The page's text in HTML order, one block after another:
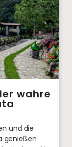
wahre
und die
genießen